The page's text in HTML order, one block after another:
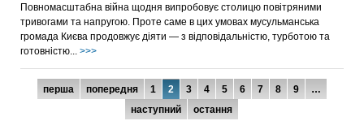
Повномасштабна війна щодня випробовує столицю повітряними
тривогами та напругою. Проте саме в цих умовах мусульманська
громада Києва продовжує діяти — з відповідальністю, турботою та
готовністю... >>>
Сторінки
перша попередня 1 2 3 4 5 6 7 8 9
…
наступний
остання